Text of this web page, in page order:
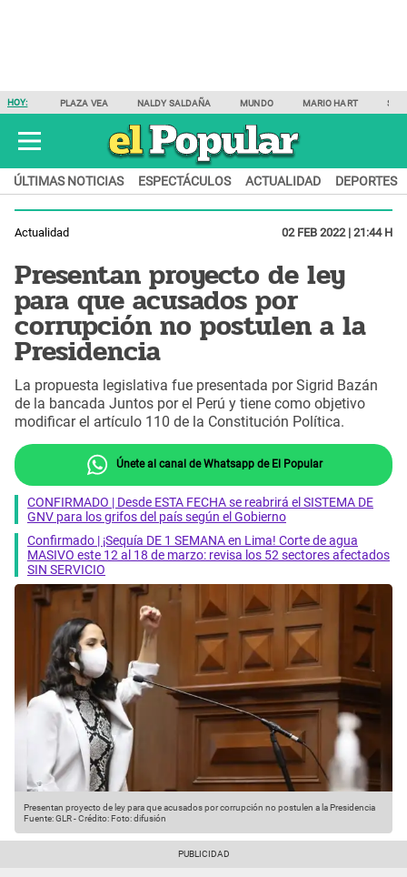
HOY: PLAZA VEA NALDY SALDAÑA MUNDO MARIO HART
ÚLTIMAS NOTICIAS ESPECTÁCULOS ACTUALIDAD DEPORTES
Actualidad 02 FEB 2022 | 21:44 H
Presentan proyecto de ley
para que acusados por
corrupción no postulen a la
Presidencia
La propuesta legislativa fue presentada por Sigrid Bazán
de la bancada Juntos por el Perú y tiene como objetivo
modificar el artículo 110 de la Constitución Política.
Únete al canal de Whatsapp de El Popular
CONFIRMADO | Desde ESTA FECHA se reabrirá el SISTEMA DE
GNV para los grifos del país según el Gobierno
Confirmado | ¡Sequía DE 1 SEMANA en Lima! Corte de agua
MASIVO este 12 al 18 de marzo: revisa los 52 sectores afectados
SIN SERVICIO
Presentan proyecto de ley para que acusados por corrupción no postulen a la Presidencia
Fuente: GLR-Crédito: Foto: difusión